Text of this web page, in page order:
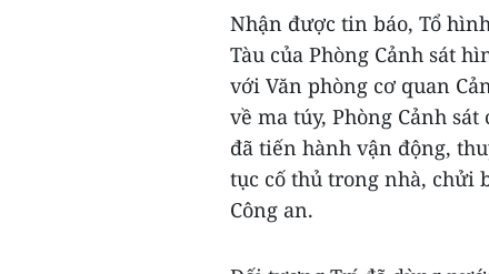
Nhận được tin báo, Tổ
Tàu của Phòng Cảnh sát
với Văn phòng cơ quan
về ma túy, Phòng Cảnh
đã tiến hành vận động,
tục cố thủ trong nhà, chửi
Công an.